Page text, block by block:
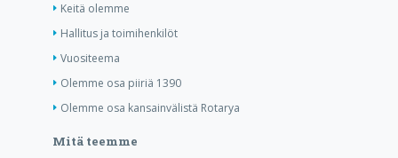
Keitä olemme
Hallitus ja toimihenkilöt
Vuositeema
Olemme osa piiriä 1390
Olemme osa kansainvälistä Rotarya
Mitä teemme